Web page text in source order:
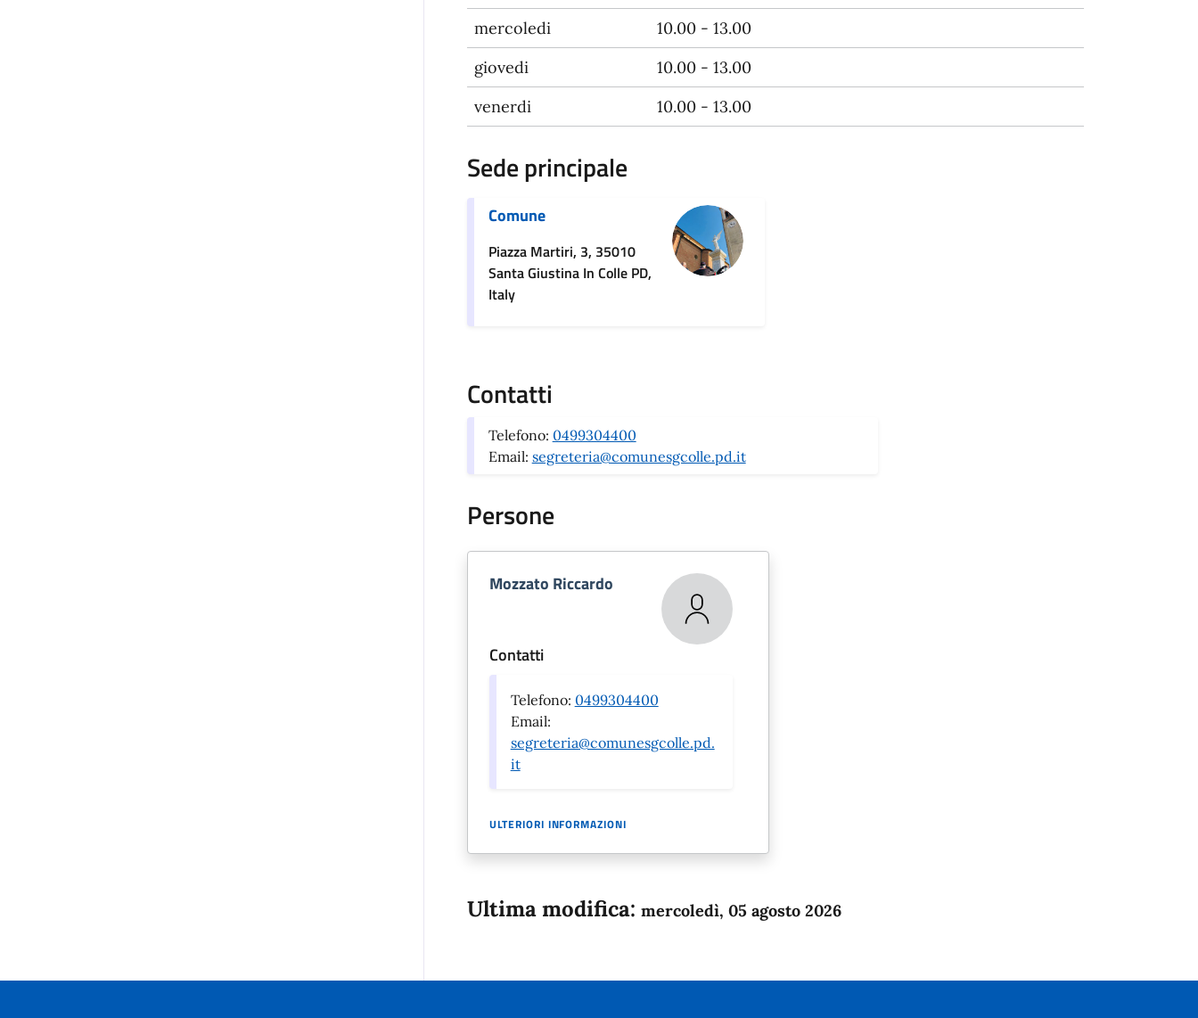
mercoledi
10.00 - 13.00
giovedi
10.00 - 13.00
venerdi
10.00 - 13.00
Sede principale
Comune
Piazza Martiri, 3, 35010
Santa Giustina In Colle PD,
Italy
Contatti
Telefono: 0499304400
Email: segreteria@comunesgcolle.pd.it
Persone
Mozzato Riccardo
Contatti
Telefono: 0499304400
Email:
segreteria@comunesgcolle.pd.
it
ULTERIORI INFORMAZIONI
Ultima modifica: mercoledì, 05 agosto 2026